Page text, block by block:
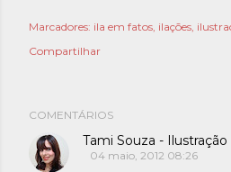
Marcadores: ila em fatos ilações
Compartilhar
COMENTÁRIOS
Tami Souza -
04 maio, 2012 08:26